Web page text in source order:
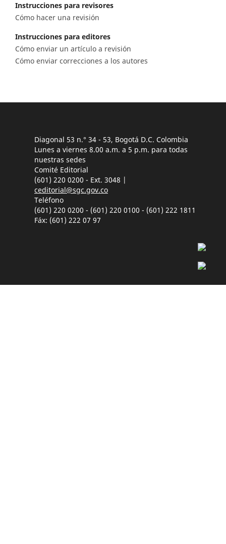
Instrucciones para revisores
Cómo hacer una revisión
Instrucciones para editores
Cómo enviar un artículo a revisión
Cómo enviar correcciones a los autores
Diagonal 53 n.° 34 - 53, Bogotá D.C. Colombia
Lunes a viernes 8.00 a.m. a 5 p.m. para todas
nuestras sedes
Comité Editorial
(601) 220 0200 - Ext. 3048 |
ceditorial@sgc.gov.co
Teléfono
(601) 220 0200 - (601) 220 0100 - (601) 222 1811
Fáx: (601) 222 07 97